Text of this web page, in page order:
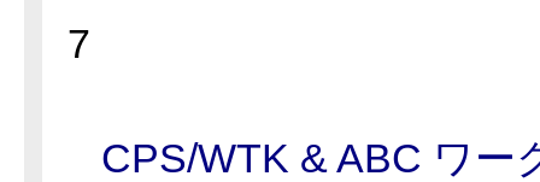
7
CPS/WTK & ABC ワー